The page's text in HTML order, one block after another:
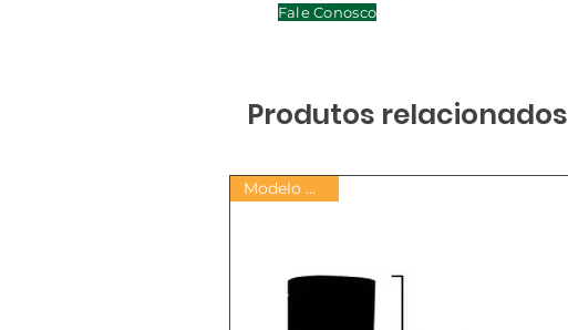
Fale Conosco
Produtos relacionados
Modelo PARIS